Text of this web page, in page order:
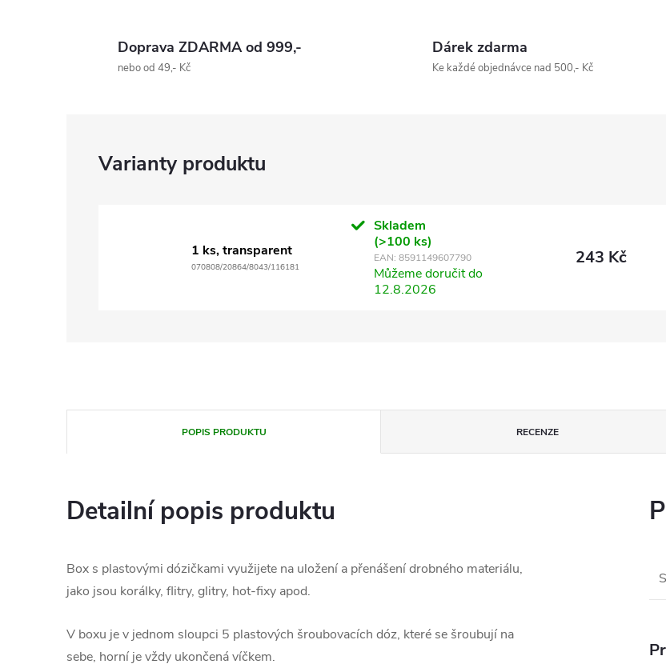
Doprava ZDARMA od 999,-
nebo od 49,- Kč
Dárek zdarma
Ke každé objednávce nad 500,- Kč
1 ks, transparent
070808/20864/8043/116181
Skladem
(>100 ks)
EAN: 8591149607790
Můžeme doručit do
12.8.2026
243 Kč
POPIS PRODUKTU RECENZE
Detailní popis produktu
Box s plastovými dózičkami využijete na uložení a přenášení drobného materiálu,
jako jsou korálky, flitry, glitry, hot-fixy apod.
V boxu je v jednom sloupci 5 plastových šroubovacích dóz, které se šroubují na
sebe, horní je vždy ukončená víčkem.